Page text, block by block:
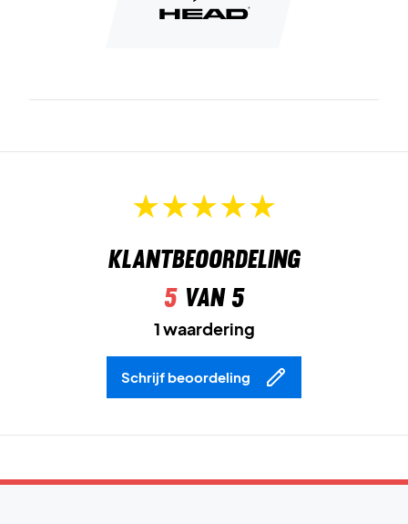
Klantbeoordeling
5van 5
1 waardering
Schrijf beoordeling